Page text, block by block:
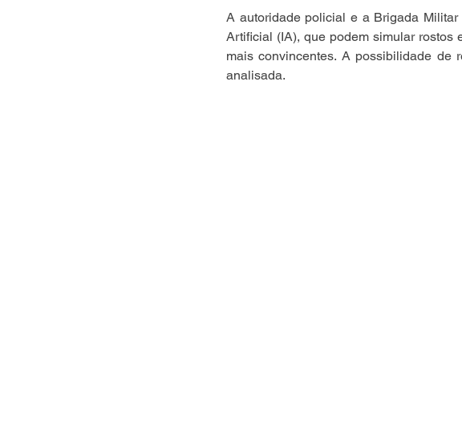
A autoridade policial e a Brigada
Artificial (IA), que podem simular rostos
mais convincentes. A possibilidade de
analisada.